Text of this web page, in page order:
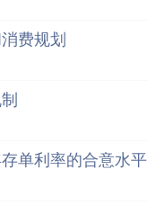
费规划
单利率的合意水平